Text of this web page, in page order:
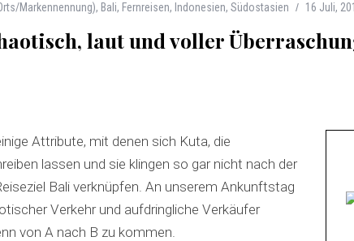
Markennennung), Bali, Fernreisen, Indonesien, Südostasien 16 Juli,
laut und voller
Attribute, mit denen sich Kuta, die
lassen und sie klingen so gar nicht nach der
Bali verknüpfen. An unserem Ankunftstag
Verkehr und aufdringliche Verkäufer
von A nach B zu kommen.